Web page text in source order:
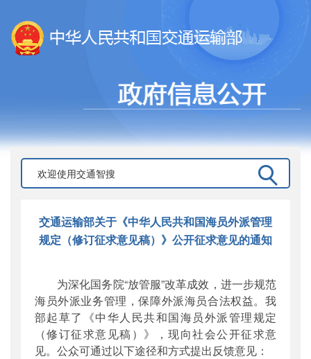
交通运输部关于《中华人民共和国海员外派管理
规定（修订征求意见稿）》公开征求意见的通知
为深化国务院“放管服”改革成效，进一步规范
海员外派业务管理，保障外派海员合法权益。我
部起草了《中华人民共和国海员外派管理规定
（修订征求意见稿）》，现向社会公开征求意
见。公众可通过以下途径和方式提出反馈意见：